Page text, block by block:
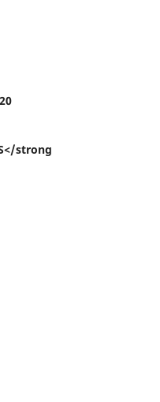
strong